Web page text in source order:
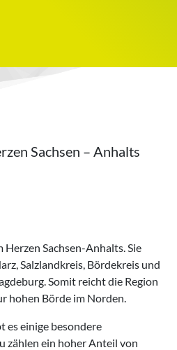
Sachsen – Anhalts
Sachsen-Anhalts. Sie
Salzlandkreis, Bördekreis und
Somit reicht die Region
hohen Börde im Norden.
es einige besondere
zählen ein hoher Anteil von